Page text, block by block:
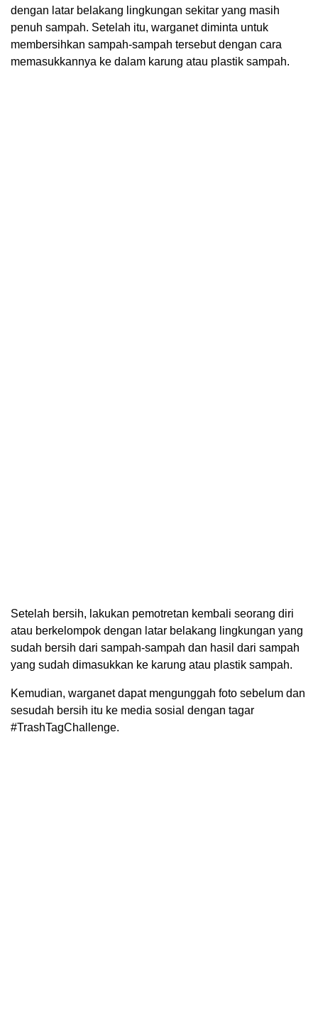
dengan latar belakang lingkungan sekitar yang masih
penuh sampah. Setelah itu, warganet diminta untuk
membersihkan sampah-sampah tersebut dengan cara
memasukkannya ke dalam karung atau plastik sampah.
Setelah bersih, lakukan pemotretan kembali seorang diri
atau berkelompok dengan latar belakang lingkungan yang
sudah bersih dari sampah-sampah dan hasil dari sampah
yang sudah dimasukkan ke karung atau plastik sampah.
Kemudian, warganet dapat mengunggah foto sebelum dan
sesudah bersih itu ke media sosial dengan tagar
#TrashTagChallenge.